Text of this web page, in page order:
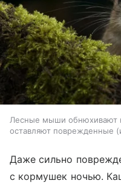
Лесные мыши обнюхивают
оставляют поврежденные
Даже сильно
с кормушек ночью.